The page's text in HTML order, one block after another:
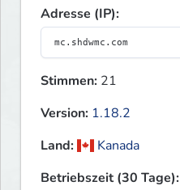
Adresse (IP):
Stimmen: 21
Version: 1.18.2
Land:
Kanada
Betriebszeit (30 Tage):